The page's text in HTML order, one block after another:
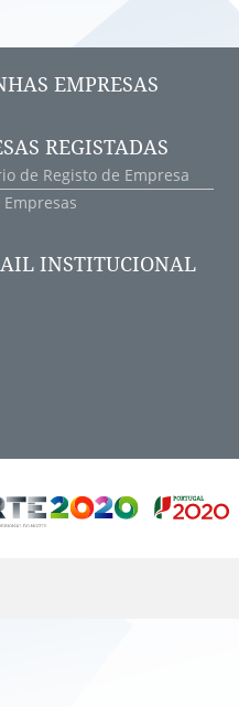
EMPRESAS
REGISTADAS
de Registo de Empresa
INSTITUCIONAL